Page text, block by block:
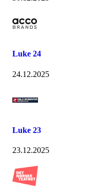
Luke 24
24.12.2025
Luke 23
23.12.2025